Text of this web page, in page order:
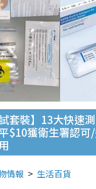
試套裝】13大快速
$10獲衛生署認
情報 生活百貨